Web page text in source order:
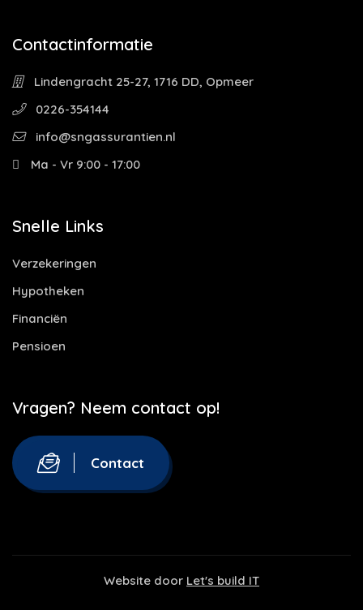
Contactinformatie
Lindengracht 25-27, 1716 DD, Opmeer
0226-354144
info@sngassurantien.nl
Ma - Vr 9:00 - 17:00
Snelle Links
Verzekeringen
Hypotheken
Financiën
Pensioen
Vragen? Neem contact op!
Contact
Website door Let's build IT